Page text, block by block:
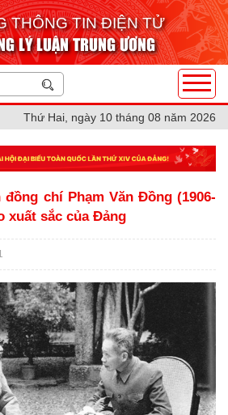
THÔNG TIN ĐIỆN TỬ
LÝ LUẬN TRUNG ƯƠNG
Thứ Hai, ngày 10 tháng 08 năm 2026
đồng chí Phạm Văn Đồng (1906-
xuất sắc của Đảng